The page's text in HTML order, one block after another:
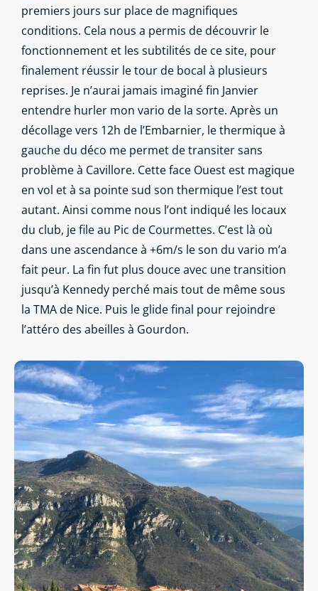
premiers jours sur place de magnifiques
conditions. Cela nous a permis de découvrir le
fonctionnement et les subtilités de ce site, pour
finalement réussir le tour de bocal à plusieurs
reprises. Je n’aurai jamais imaginé fin Janvier
entendre hurler mon vario de la sorte. Après un
décollage vers 12h de l’Embarnier, le thermique à
gauche du déco me permet de transiter sans
problème à Cavillore. Cette face Ouest est magique
en vol et à sa pointe sud son thermique l’est tout
autant. Ainsi comme nous l’ont indiqué les locaux
du club, je file au Pic de Courmettes. C’est là où
dans une ascendance à +6m/s le son du vario m’a
fait peur. La fin fut plus douce avec une transition
jusqu’à Kennedy perché mais tout de même sous
la TMA de Nice. Puis le glide final pour rejoindre
l’attéro des abeilles à Gourdon.